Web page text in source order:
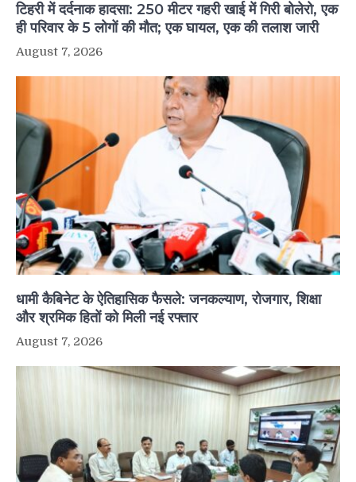
टिहरी में दर्दनाक हादसा: 250 मीटर गहरी खाई में गिरी बोलेरो, एक
ही परिवार के 5 लोगों की मौत; एक घायल, एक की तलाश जारी
August 7, 2026
धामी कैबिनेट के ऐतिहासिक फैसले: जनकल्याण, रोजगार, शिक्षा
और श्रमिक हितों को मिली नई रफ्तार
August 7, 2026